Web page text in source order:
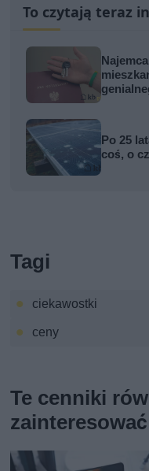
To czytają teraz
Po 25
coś, o
Tagi
ciekawostki
ceny
Te cenniki
zainteresować